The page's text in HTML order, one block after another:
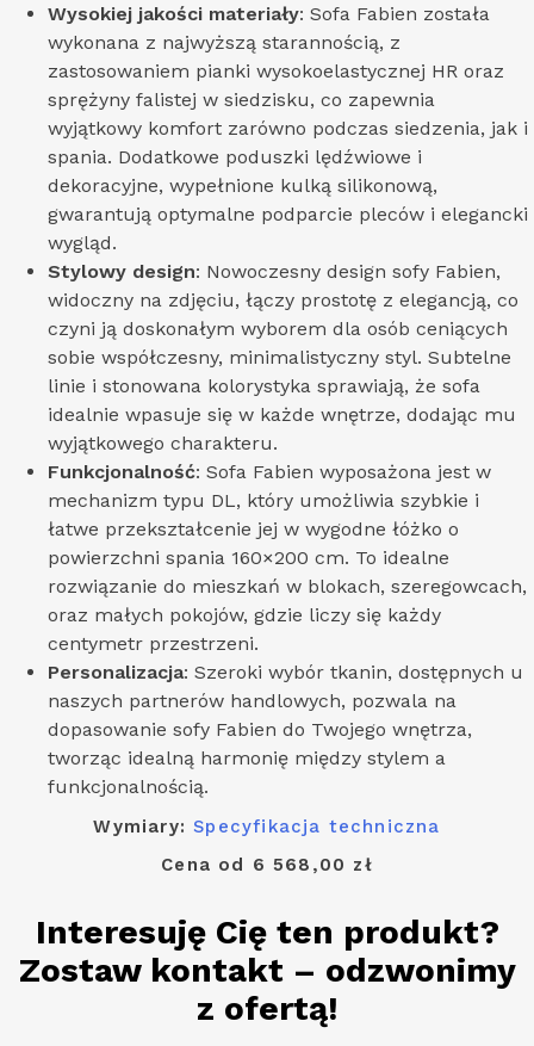
Wysokiej jakości materiały: Sofa Fabien została
wykonana z najwyższą starannością, z
zastosowaniem pianki wysokoelastycznej HR oraz
sprężyny falistej w siedzisku, co zapewnia
wyjątkowy komfort zarówno podczas siedzenia, jak i
spania. Dodatkowe poduszki lędźwiowe i
dekoracyjne, wypełnione kulką silikonową,
gwarantują optymalne podparcie pleców i elegancki
wygląd.
Stylowy design: Nowoczesny design sofy Fabien,
widoczny na zdjęciu, łączy prostotę z elegancją, co
czyni ją doskonałym wyborem dla osób ceniących
sobie współczesny, minimalistyczny styl. Subtelne
linie i stonowana kolorystyka sprawiają, że sofa
idealnie wpasuje się w każde wnętrze, dodając mu
wyjątkowego charakteru.
Funkcjonalność: Sofa Fabien wyposażona jest w
mechanizm typu DL, który umożliwia szybkie i
łatwe przekształcenie jej w wygodne łóżko o
powierzchni spania 160×200 cm. To idealne
rozwiązanie do mieszkań w blokach, szeregowcach,
oraz małych pokojów, gdzie liczy się każdy
centymetr przestrzeni.
Personalizacja: Szeroki wybór tkanin, dostępnych u
naszych partnerów handlowych, pozwala na
dopasowanie sofy Fabien do Twojego wnętrza,
tworząc idealną harmonię między stylem a
funkcjonalnością.
Wymiary: Specyfikacja techniczna
Cena od 6 568,00 zł
Interesuję Cię ten produkt?
Zostaw kontakt – odzwonimy
z ofertą!